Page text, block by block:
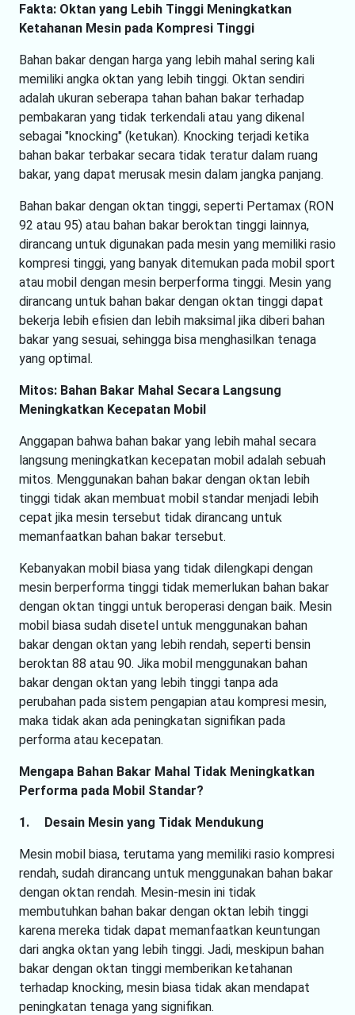
Fakta: Oktan yang Lebih Tinggi Meningkatkan
Ketahanan Mesin pada Kompresi Tinggi
Bahan bakar dengan harga yang lebih mahal sering kali
memiliki angka oktan yang lebih tinggi. Oktan sendiri
adalah ukuran seberapa tahan bahan bakar terhadap
pembakaran yang tidak terkendali atau yang dikenal
sebagai "knocking" (ketukan). Knocking terjadi ketika
bahan bakar terbakar secara tidak teratur dalam ruang
bakar, yang dapat merusak mesin dalam jangka panjang.
Bahan bakar dengan oktan tinggi, seperti Pertamax (RON
92 atau 95) atau bahan bakar beroktan tinggi lainnya,
dirancang untuk digunakan pada mesin yang memiliki rasio
kompresi tinggi, yang banyak ditemukan pada mobil sport
atau mobil dengan mesin berperforma tinggi. Mesin yang
dirancang untuk bahan bakar dengan oktan tinggi dapat
bekerja lebih efisien dan lebih maksimal jika diberi bahan
bakar yang sesuai, sehingga bisa menghasilkan tenaga
yang optimal.
Mitos: Bahan Bakar Mahal Secara Langsung
Meningkatkan Kecepatan Mobil
Anggapan bahwa bahan bakar yang lebih mahal secara
langsung meningkatkan kecepatan mobil adalah sebuah
mitos. Menggunakan bahan bakar dengan oktan lebih
tinggi tidak akan membuat mobil standar menjadi lebih
cepat jika mesin tersebut tidak dirancang untuk
memanfaatkan bahan bakar tersebut.
Kebanyakan mobil biasa yang tidak dilengkapi dengan
mesin berperforma tinggi tidak memerlukan bahan bakar
dengan oktan tinggi untuk beroperasi dengan baik. Mesin
mobil biasa sudah disetel untuk menggunakan bahan
bakar dengan oktan yang lebih rendah, seperti bensin
beroktan 88 atau 90. Jika mobil menggunakan bahan
bakar dengan oktan yang lebih tinggi tanpa ada
perubahan pada sistem pengapian atau kompresi mesin,
maka tidak akan ada peningkatan signifikan pada
performa atau kecepatan.
Mengapa Bahan Bakar Mahal Tidak Meningkatkan
Performa pada Mobil Standar?
1. Desain Mesin yang Tidak Mendukung
Mesin mobil biasa, terutama yang memiliki rasio kompresi
rendah, sudah dirancang untuk menggunakan bahan bakar
dengan oktan rendah. Mesin-mesin ini tidak
membutuhkan bahan bakar dengan oktan lebih tinggi
karena mereka tidak dapat memanfaatkan keuntungan
dari angka oktan yang lebih tinggi. Jadi, meskipun bahan
bakar dengan oktan tinggi memberikan ketahanan
terhadap knocking, mesin biasa tidak akan mendapat
peningkatan tenaga yang signifikan.